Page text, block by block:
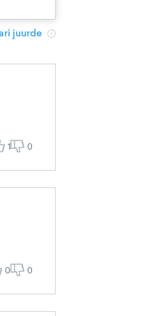
juurde
1 0
0 0